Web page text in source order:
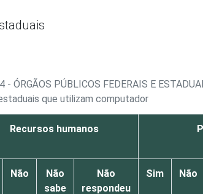
- ÓRGÃOS PÚBLICOS FEDERAIS E
que utilizam computador
Recursos humanos
Não
Não
sabe
Não
respondeu
Sim Não